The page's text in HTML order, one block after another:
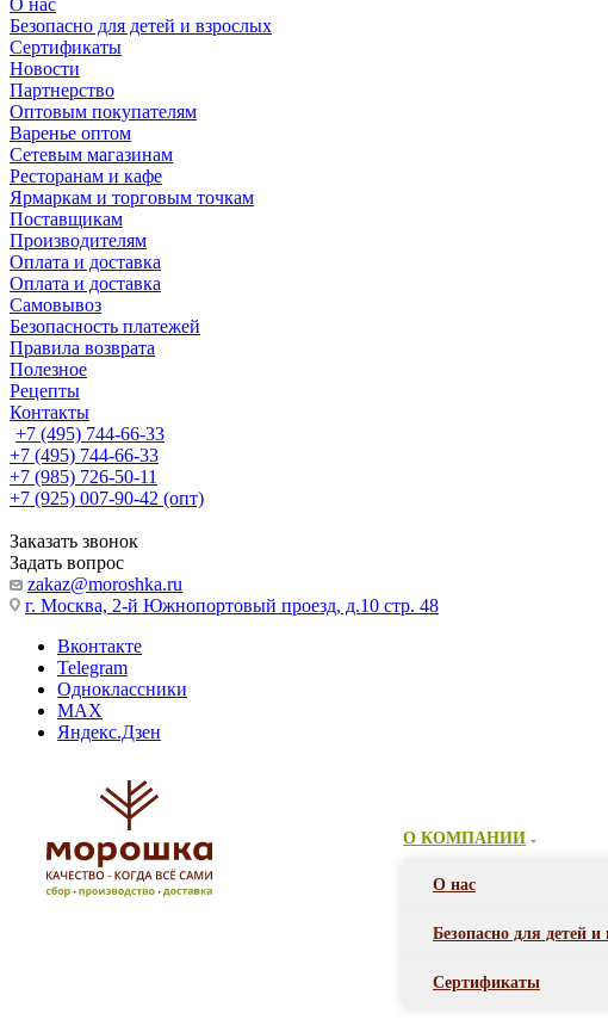
О нас
Безопасно для детей и взрослых
Сертификаты
Новости
Партнерство
Оптовым покупателям
Варенье оптом
Сетевым магазинам
Ресторанам и кафе
Ярмаркам и торговым точкам
Поставщикам
Производителям
Оплата и доставка
Оплата и доставка
Самовывоз
Безопасность платежей
Правила возврата
Полезное
Рецепты
Контакты
+7 (495) 744-66-33
+7 (495) 744-66-33
+7 (985) 726-50-11
+7 (925) 007-90-42 (опт)
Заказать звонок
Задать вопрос
zakaz@moroshka.ru
г. Москва, 2-й Южнопортовый проезд, д.10 стр. 48
Вконтакте
Telegram
Одноклассники
MAX
Яндекс.Дзен
О КОМПАНИИ
О нас
Безопасно для детей
Сертификаты